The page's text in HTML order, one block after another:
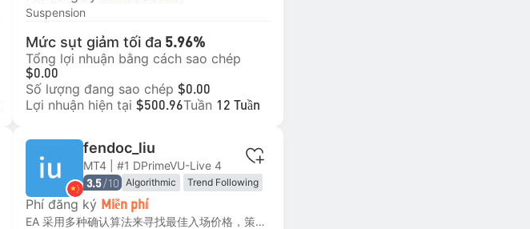
Suspension
Mức sụt giảm tối đa 5.96%
Tổng lợi nhuận bằng cách sao chép
$0.00
Số lượng đang sao chép $0.00
Lợi nhuận hiện tại $500.96Tuần 12 Tuần
fendoc_liu
MT4 | #1 DPrimeVU-Live 4
3.5 /10 Algorithmic
Trend Following
Breakout Trading
Price Action Trading
Phí đăng ký Miễn phí
EA 采用多种确认算法来寻找最佳入场价格，策略在多个时间框架上运行，避免单一周期失效并在内部运行多种策略以分散交易风险。 所有交易都设有止损和止盈，同时还会使用移动止损和移动止盈来最大限度地降低风险，并最大化每笔交易的潜在收益。 该系统基于一种非常流行且经过验证的策略构建：交易重要支撑位和阻力位的突破。 黄金非常适合该策略，因为它是一个波动极大的交易品种。